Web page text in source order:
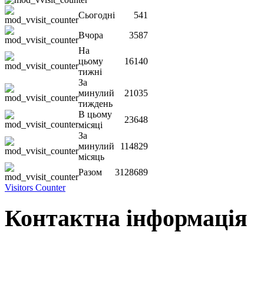
Сьогодні
541
Вчора
3587
На
цьому
тижні
16140
За
минулий
тиждень
21035
В цьому
місяці
23648
За
минулий
місяць
114829
Разом
3128689
Visitors Counter
Контактна інформація